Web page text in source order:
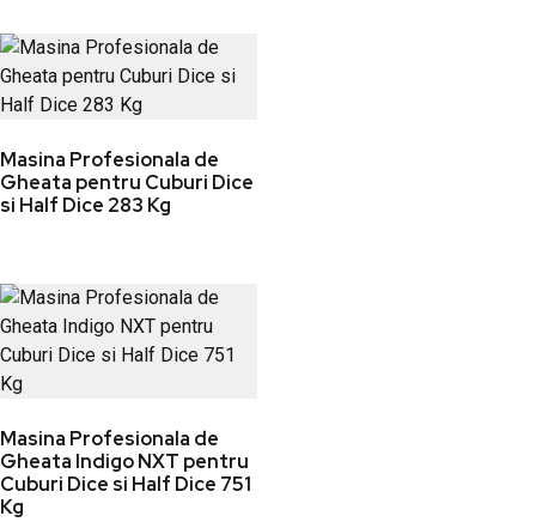
Masina Profesionala de
Gheata pentru Cuburi Dice
si Half Dice 283 Kg
Masina Profesionala de
Gheata Indigo NXT pentru
Cuburi Dice si Half Dice 751
Kg